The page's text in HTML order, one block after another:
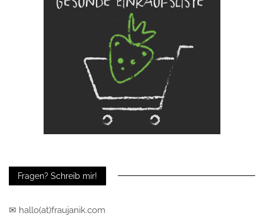
Fragen? Schreib mir!
✉ hallo(at)fraujanik.com